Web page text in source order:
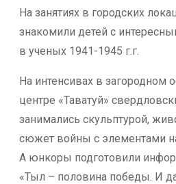
На занятиях в городских
знакомили детей с
в ученых 1941-1945 г.г.
На интенсивах в загородном
центре «Таватуй»
занимались скульптурой,
сюжет войны с элементами
А юнкоры подготовили
«Тыл – половина победы. И